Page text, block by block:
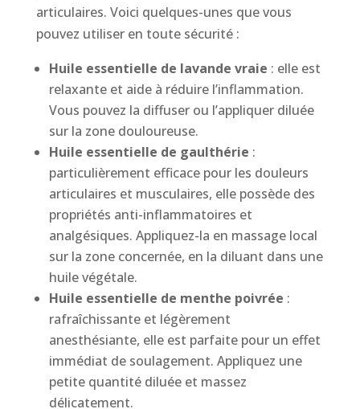
articulaires. Voici quelques-unes que vous
pouvez utiliser en toute sécurité :
Huile essentielle de lavande vraie : elle est
relaxante et aide à réduire l’inflammation.
Vous pouvez la diffuser ou l’appliquer diluée
sur la zone douloureuse.
Huile essentielle de gaulthérie :
particulièrement efficace pour les douleurs
articulaires et musculaires, elle possède des
propriétés anti-inflammatoires et
analgésiques. Appliquez-la en massage local
sur la zone concernée, en la diluant dans une
huile végétale.
Huile essentielle de menthe poivrée :
rafraîchissante et légèrement
anesthésiante, elle est parfaite pour un effet
immédiat de soulagement. Appliquez une
petite quantité diluée et massez
délicatement.